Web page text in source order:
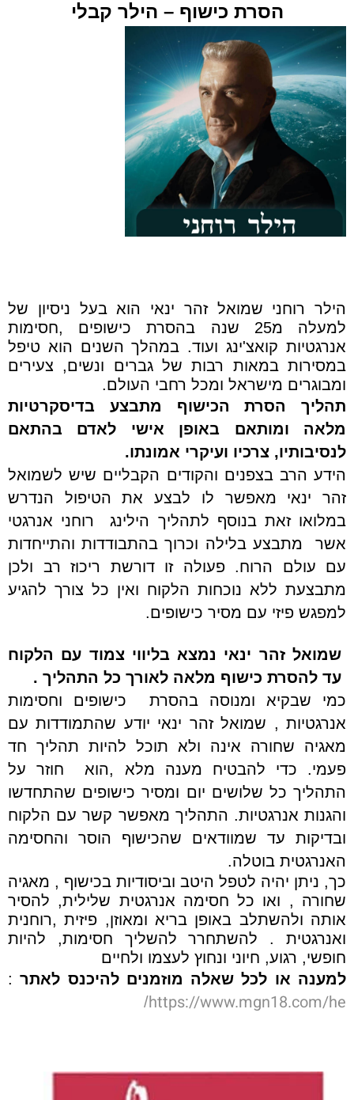
הסרת כישוף – הילר קבלי
הילר רוחני שמואל זהר ינאי הוא בעל ניסיון של
למעלה מ25 שנה בהסרת כישופים ,חסימות
אנרגטיות קואצ'ינג ועוד. במהלך השנים הוא טיפל
במסירות במאות רבות של גברים ונשים, צעירים
ומבוגרים מישראל ומכל רחבי העולם.
תהליך הסרת הכישוף מתבצע בדיסקרטיות
מלאה ומותאם באופן אישי לאדם בהתאם
לנסיבותיו, צרכיו ועיקרי אמונתו.
הידע הרב בצפנים והקודים הקבליים שיש לשמואל
זהר ינאי מאפשר לו לבצע את הטיפול הנדרש
במלואו זאת בנוסף לתהליך הילינג רוחני אנרגטי
אשר מתבצע בלילה וכרוך בהתבודדות והתייחדות
עם עולם הרוח. פעולה זו דורשת ריכוז רב ולכן
מתבצעת ללא נוכחות הלקוח ואין כל צורך להגיע
למפגש פיזי עם מסיר כישופים.
שמואל זהר ינאי נמצא בליווי צמוד עם הלקוח
עד להסרת כישוף מלאה לאורך כל התהליך .
כמי שבקיא ומנוסה בהסרת כישופים וחסימות
אנרגטיות , שמואל זהר ינאי יודע שהתמודדות עם
מאגיה שחורה אינה ולא תוכל להיות תהליך חד
פעמי. כדי להבטיח מענה מלא ,הוא חוזר על
התהליך כל שלושים יום ומסיר כישופים שהתחדשו
והגנות אנרגטיות. התהליך מאפשר קשר עם הלקוח
ובדיקות עד שמוודאים שהכישוף הוסר והחסימה
האנרגטית בוטלה.
כך, ניתן יהיה לטפל היטב וביסודיות בכישוף , מאגיה
שחורה , ואו כל חסימה אנרגטית שלילית, להסיר
אותה ולהשתלב באופן בריא ומאוזן, פיזית ,רוחנית
ואנרגטית . להשתחרר להשליך חסימות, להיות
חופשי, רגוע, חיוני ונחוץ לעצמו ולחיים
למענה או לכל שאלה מוזמנים להיכנס לאתר:
https://www.mgn18.com/he
/